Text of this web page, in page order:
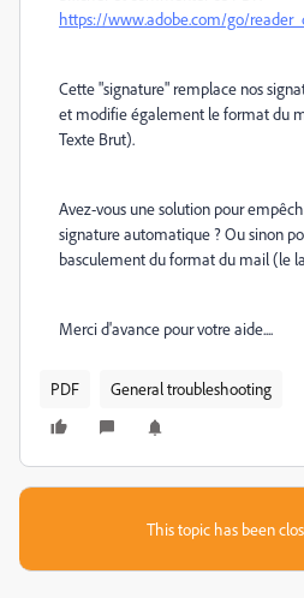
https://www.adobe.com/go/
Cette "signature" remplace nos
et modifie également le format du
Texte Brut).
Avez-vous une solution pour
signature automatique ? Ou sinon
basculement du format du mail (le
Merci d'avance pour votre aide....
PDF General troubleshooting
This topic has been